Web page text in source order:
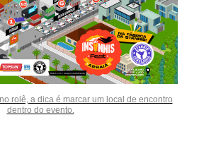
rolê, a dica é marcar um local de encontro
dentro do evento.